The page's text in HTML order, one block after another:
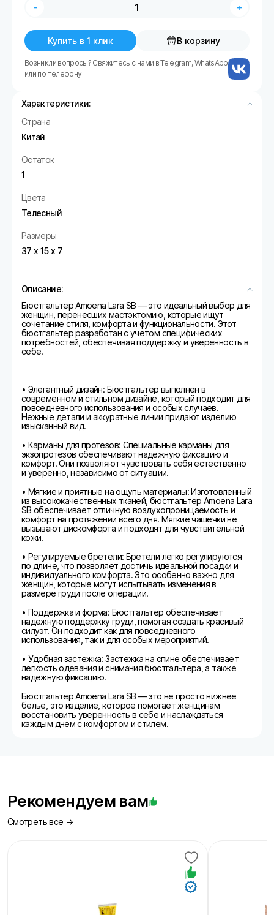
- +
Купить в 1 клик В корзину
Возникли вопросы? Свяжитесь с нами в Telegram, WhatsApp
или по телефону
Характеристики:
Страна
Китай
Остаток
1
Цвета
Телесный
Размеры
37 х 15 х 7
Описание:
Бюстгальтер Amoena Lara SB — это идеальный выбор для
женщин, перенесших мастэктомию, которые ищут
сочетание стиля, комфорта и функциональности. Этот
бюстгальтер разработан с учетом специфических
потребностей, обеспечивая поддержку и уверенность в
себе.
• Элегантный дизайн: Бюстгальтер выполнен в
современном и стильном дизайне, который подходит для
повседневного использования и особых случаев.
Нежные детали и аккуратные линии придают изделию
изысканный вид.
• Карманы для протезов: Специальные карманы для
экзопротезов обеспечивают надежную фиксацию и
комфорт. Они позволяют чувствовать себя естественно
и уверенно, независимо от ситуации.
• Мягкие и приятные на ощупь материалы: Изготовленный
из высококачественных тканей, бюстгальтер Amoena Lara
SB обеспечивает отличную воздухопроницаемость и
комфорт на протяжении всего дня. Мягкие чашечки не
вызывают дискомфорта и подходят для чувствительной
кожи.
• Регулируемые бретели: Бретели легко регулируются
по длине, что позволяет достичь идеальной посадки и
индивидуального комфорта. Это особенно важно для
женщин, которые могут испытывать изменения в
размере груди после операции.
• Поддержка и форма: Бюстгальтер обеспечивает
надежную поддержку груди, помогая создать красивый
силуэт. Он подходит как для повседневного
использования, так и для особых мероприятий.
• Удобная застежка: Застежка на спине обеспечивает
легкость одевания и снимания бюстгальтера, а также
надежную фиксацию.
Бюстгальтер Amoena Lara SB — это не просто нижнее
белье, это изделие, которое помогает женщинам
восстановить уверенность в себе и наслаждаться
каждым днем с комфортом и стилем.
Рекомендуем вам
Смотреть все →